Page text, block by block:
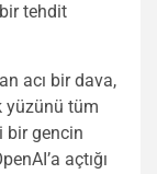
tehdit
acı bir dava,
yüzünü tüm
bir gencin
açtığı